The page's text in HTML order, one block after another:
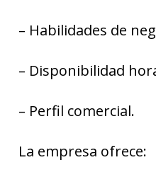
– Habilidades de
– Disponibilidad
– Perfil comercial.
La empresa ofrece: